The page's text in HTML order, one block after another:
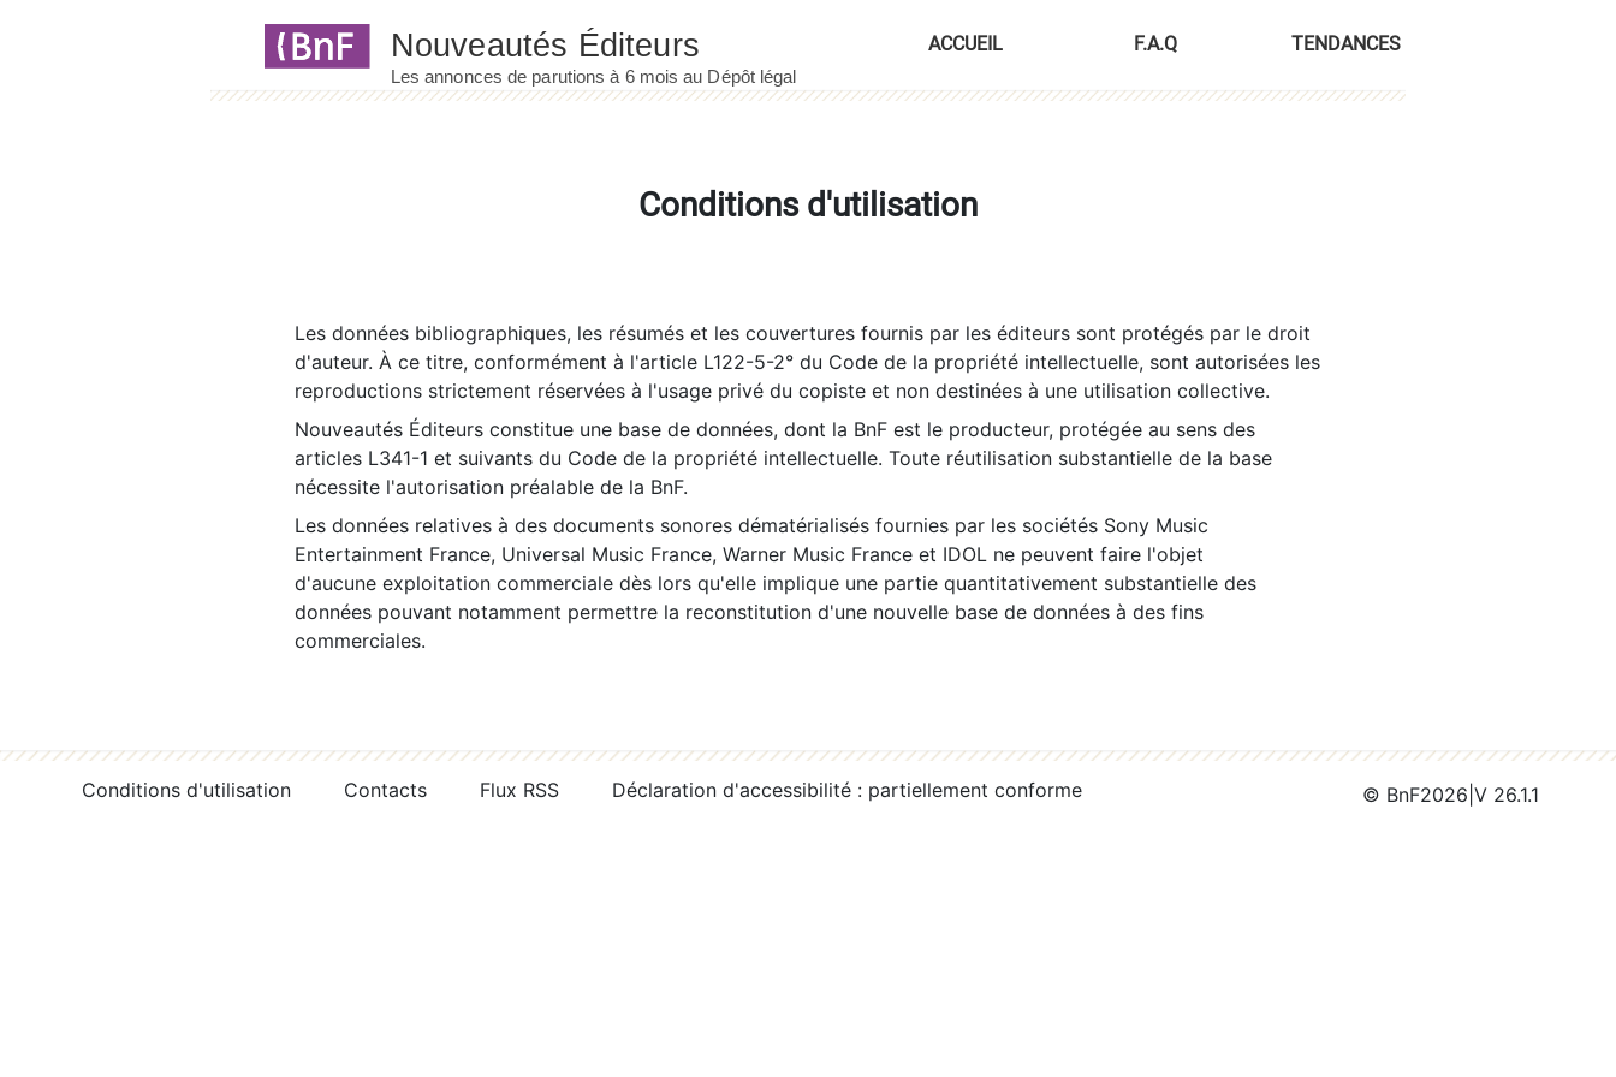
ACCUEIL F.A.Q TENDANCES
Conditions d'utilisation
Les données bibliographiques, les résumés et les couvertures fournis par les éditeurs sont protégés par le droit
d'auteur. À ce titre, conformément à l'article L122-5-2° du Code de la propriété intellectuelle, sont autorisées les
reproductions strictement réservées à l'usage privé du copiste et non destinées à une utilisation collective.
Nouveautés Éditeurs constitue une base de données, dont la BnF est le producteur, protégée au sens des
articles L341-1 et suivants du Code de la propriété intellectuelle. Toute réutilisation substantielle de la base
nécessite l'autorisation préalable de la BnF.
Les données relatives à des documents sonores dématérialisés fournies par les sociétés Sony Music
Entertainment France, Universal Music France, Warner Music France et IDOL ne peuvent faire l'objet
d'aucune exploitation commerciale dès lors qu'elle implique une partie quantitativement substantielle des
données pouvant notamment permettre la reconstitution d'une nouvelle base de données à des fins
commerciales.
Conditions d'utilisation Contacts Flux RSS Déclaration d'accessibilité : partiellement conforme © BnF2026 V 26.1.1